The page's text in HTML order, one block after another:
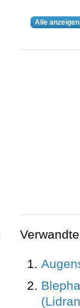
Alle anzeigen